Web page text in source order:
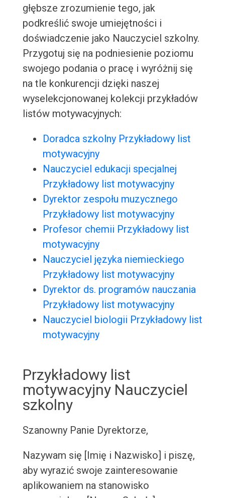
głębsze zrozumienie tego, jak
podkreślić swoje umiejętności i
doświadczenie jako Nauczyciel szkolny.
Przygotuj się na podniesienie poziomu
swojego podania o pracę i wyróżnij się
na tle konkurencji dzięki naszej
wyselekcjonowanej kolekcji przykładów
listów motywacyjnych:
Doradca szkolny Przykładowy list
motywacyjny
Nauczyciel edukacji specjalnej
Przykładowy list motywacyjny
Dyrektor zespołu muzycznego
Przykładowy list motywacyjny
Profesor chemii Przykładowy list
motywacyjny
Nauczyciel języka niemieckiego
Przykładowy list motywacyjny
Dyrektor ds. programów nauczania
Przykładowy list motywacyjny
Nauczyciel biologii Przykładowy list
motywacyjny
Przykładowy list
motywacyjny Nauczyciel
szkolny
Szanowny Panie Dyrektorze,
Nazywam się [Imię i Nazwisko] i piszę,
aby wyrazić swoje zainteresowanie
aplikowaniem na stanowisko